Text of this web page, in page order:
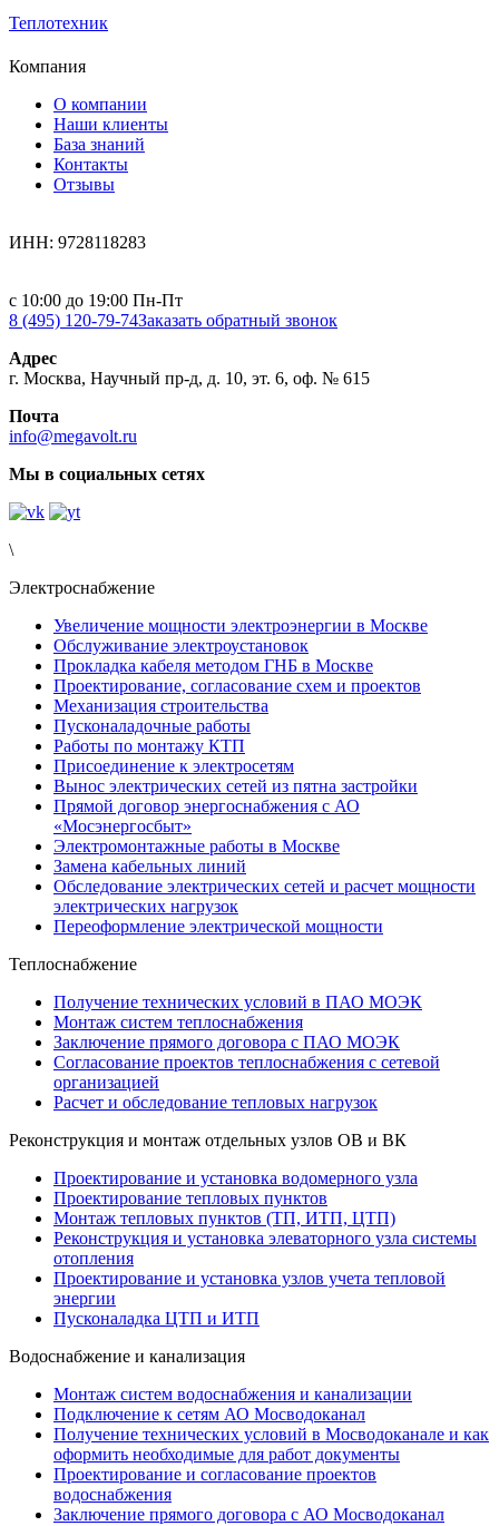
Теплотехник
Компания
О компании
Наши клиенты
База знаний
Контакты
Отзывы
ИНН: 9728118283
с 10:00 до 19:00 Пн-Пт
8 (495) 120-79-74Заказать обратный звонок
Адрес
г. Москва, Научный пр-д, д. 10, эт. 6, оф. № 615
Почта
info@megavolt.ru
Мы в социальных сетях
\
Электроснабжение
Увеличение мощности электроэнергии в Москве
Обслуживание электроустановок
Прокладка кабеля методом ГНБ в Москве
Проектирование, согласование схем и проектов
Механизация строительства
Пусконаладочные работы
Работы по монтажу КТП
Присоединение к электросетям
Вынос электрических сетей из пятна застройки
Прямой договор энергоснабжения с АО
«Мосэнергосбыт»
Электромонтажные работы в Москве
Замена кабельных линий
Обследование электрических сетей и расчет мощности
электрических нагрузок
Переоформление электрической мощности
Теплоснабжение
Получение технических условий в ПАО МОЭК
Монтаж систем теплоснабжения
Заключение прямого договора с ПАО МОЭК
Согласование проектов теплоснабжения с сетевой
организацией
Расчет и обследование тепловых нагрузок
Реконструкция и монтаж отдельных узлов ОВ и ВК
Проектирование и установка водомерного узла
Проектирование тепловых пунктов
Монтаж тепловых пунктов (ТП, ИТП, ЦТП)
Реконструкция и установка элеваторного узла системы
отопления
Проектирование и установка узлов учета тепловой
энергии
Пусконаладка ЦТП и ИТП
Водоснабжение и канализация
Монтаж систем водоснабжения и канализации
Подключение к сетям АО Мосводоканал
Получение технических условий в Мосводоканале и как
оформить необходимые для работ документы
Проектирование и согласование проектов
водоснабжения
Заключение прямого договора с АО Мосводоканал